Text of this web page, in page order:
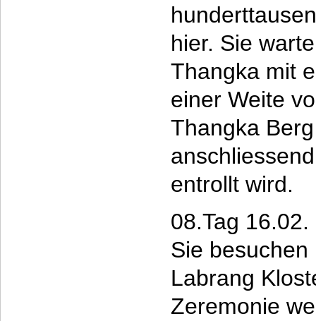
hier. Sie
Thangka mit
einer Weite
Thangka
entrollt wird.
08.Tag
Sie
Labrang
Zeremonie